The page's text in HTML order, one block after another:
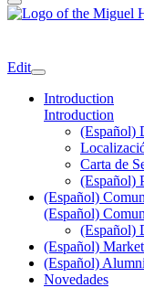
Edit
Introduction
Introduction
(Español)
Carta de
(Español)
(Español)
(Español)
(Español)
(Español)
(Español)
Novedades